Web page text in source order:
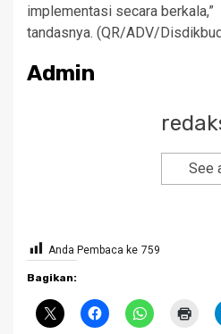
implementasi secara berkala,”
tandasnya. (QR/ADV/
Admin
See
Anda Pembaca ke 759
Bagikan: